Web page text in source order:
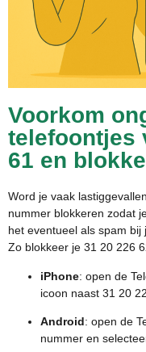
Voorkom
telefoontjes
61 en
Word je vaak
nummer blokkeren zodat
het eventueel als spam
Zo blokkeer je 31 20 226
iPhone: open de
icoon naast 31 20
Android: open de
nummer en